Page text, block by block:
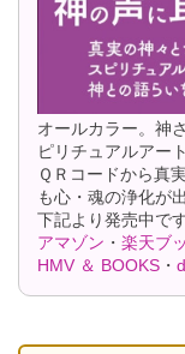
オールカラー。神
ピリチュアルアー
ＱＲコードから真
も心・魂の浄化が
下記より発売中で
アマゾン ・ 楽天ブ
HMV ＆ BOOKS ・